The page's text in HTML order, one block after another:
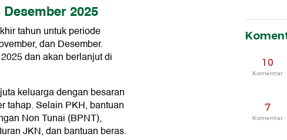
2025
tahun untuk periode
dan Desember.
dan akan berlanjut di
keluarga dengan besaran
tahap. Selain PKH, bantuan
Non Tunai (BPNT),
JKN, dan bantuan beras.
10
Komentar
7
Komentar